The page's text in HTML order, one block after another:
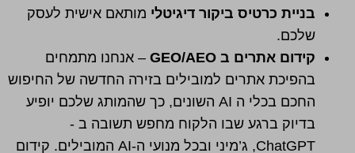
בניית כרטיס ביקור דיגיטלי מותאם אישית לעסק
שלכם.
קידום אתרים ב GEO/AEO
– אנחנו מתמחים
בהפיכת אתרים למובילים בזירה החדשה של החיפוש
החכם בכלי ה AI השונים, כך שהמותג שלכם יופיע
בדיוק ברגע שבו הלקוח מחפש תשובה ב -
ChatGPT, ג’מיני ובכל מנועי ה-AI המובילים. קידום